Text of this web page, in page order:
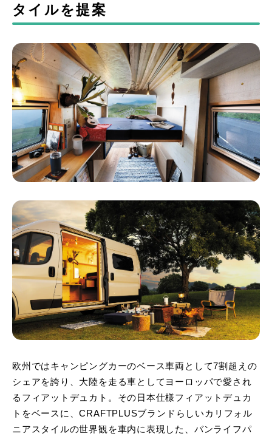
タイルを提案
欧州ではキャンピングカーのベース車両として7割超えの
シェアを誇り、大陸を走る車としてヨーロッパで愛され
るフィアットデュカト。その日本仕様フィアットデュカ
トをベースに、CRAFTPLUSブランドらしいカリフォル
ニアスタイルの世界観を車内に表現した、バンライフパ